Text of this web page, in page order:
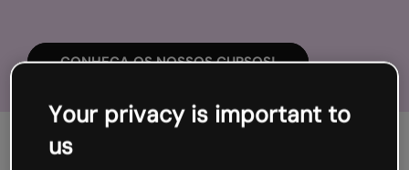
CONHEÇA OS NOSSOS CURSOS!
O lugar onde você pode ter
Your privacy is important to
us